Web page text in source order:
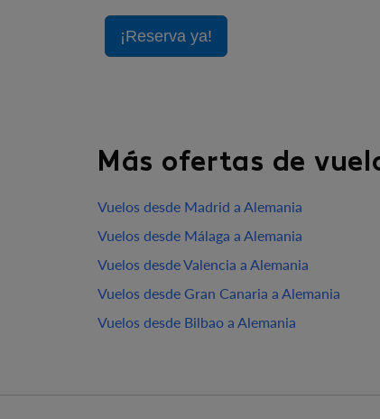
¡Reserva ya!
Más ofertas de
Vuelos desde Madrid a Alemania
Vuelos desde Málaga a Alemania
Vuelos desde Valencia a Alemania
Vuelos desde Gran Canaria a Alemania
Vuelos desde Bilbao a Alemania